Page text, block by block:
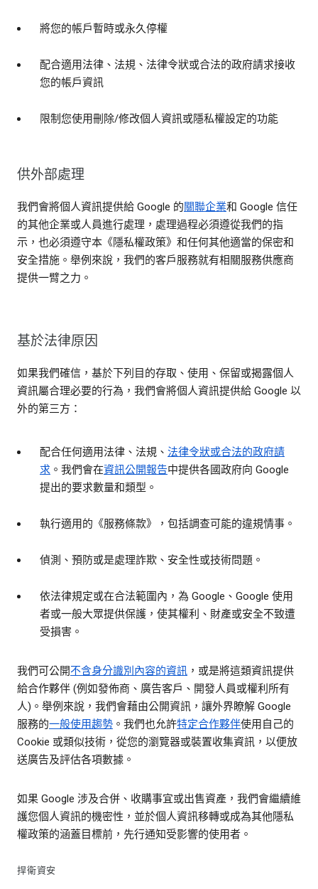
將您的帳戶暫時或永久停權
配合適用法律、法規、法律令狀或合法的政府請求接收
您的帳戶資訊
限制您使用刪除/修改個人資訊或隱私權設定的功能
供外部處理
我們會將個人資訊提供給 Google 的關聯企業和 Google 信任
的其他企業或人員進行處理，處理過程必須遵從我們的指
示，也必須遵守本《隱私權政策》和任何其他適當的保密和
安全措施。舉例來說，我們的客戶服務就有相關服務供應商
提供一臂之力。
基於法律原因
如果我們確信，基於下列目的存取、使用、保留或揭露個人
資訊屬合理必要的行為，我們會將個人資訊提供給 Google 以
外的第三方：
配合任何適用法律、法規、 法律令狀或合法的政府請
求 。我們會在資訊公開報告中提供各國政府向 Google
提出的要求數量和類型。
執行適用的《服務條款》，包括調查可能的違規情事。
偵測、預防或是處理詐欺、安全性或技術問題。
依法律規定或在合法範圍內，為 Google、Google 使用
者或一般大眾提供保護，使其權利、財產或安全不致遭
受損害。
我們可公開不含身分識別內容的資訊 ，或是將這類資訊提供
給合作夥伴 (例如發佈商、廣告客戶、開發人員或權利所有
人)。舉例來說，我們會藉由公開資訊，讓外界瞭解 Google
服務的一般使用趨勢 。我們也允許特定合作夥伴使用自己的
Cookie 或類似技術，從您的瀏覽器或裝置收集資訊，以便放
送廣告及評估各項數據。
如果 Google 涉及合併、收購事宜或出售資產，我們會繼續維
護您個人資訊的機密性，並於個人資訊移轉或成為其他隱私
權政策的涵蓋目標前，先行通知受影響的使用者。
捍衛資安